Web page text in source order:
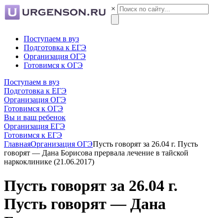
×
Поступаем в вуз
Подготовка к ЕГЭ
Организация ОГЭ
Готовимся к ОГЭ
Поступаем в вуз
Подготовка к ЕГЭ
Организация ОГЭ
Готовимся к ОГЭ
Вы и ваш ребенок
Организация ЕГЭ
Готовимся к ЕГЭ
ГлавнаяОрганизация ОГЭПусть говорят за 26.04 г. Пусть
говорят — Дана Борисова прервала лечение в тайской
наркоклинике (21.06.2017)
Пусть говорят за 26.04 г.
Пусть говорят — Дана